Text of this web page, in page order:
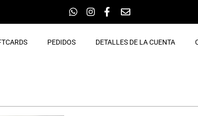
PEDIDOS DETALLES DE LA CUENTA